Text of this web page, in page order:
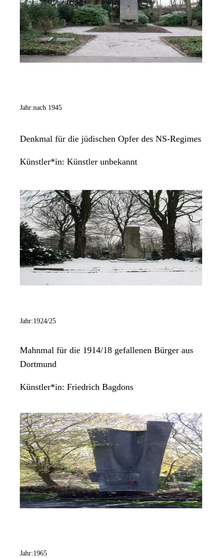
Jahr:nach 1945
Denkmal für die jüdischen Opfer des NS-Regimes
Künstler*in: Künstler unbekannt
Jahr:1924/25
Mahnmal für die 1914/18 gefallenen Bürger aus
Dortmund
Künstler*in: Friedrich Bagdons
Jahr:1965